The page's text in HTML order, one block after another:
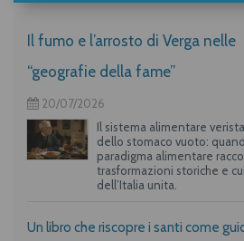
Il fumo e l’arrosto di Verga nelle
“geografie della fame”
20/07/2026
Il sistema alimentare
dello stomaco vuoto:
paradigma alimentare
trasformazioni storiche e
dell’Italia unita.
Un libro che riscopre i santi come